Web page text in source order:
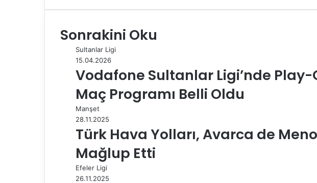
c
b
o
n
e
d
m
r
n
e
r
d
i
t
a
s
A
p
p
l
g
r
a
m
P
s
t
a
i
l
p
a
y
a
ş
z
ı
r
Sonrakini Oku
Sultanlar Ligi
15.04.2026
Vodafone Sultanlar Ligi’nde Play-
Maç Programı Belli Oldu
Manşet
28.11.2025
Türk Hava Yolları, Avarca de
Mağlup Etti
Efeler Ligi
26.11.2025